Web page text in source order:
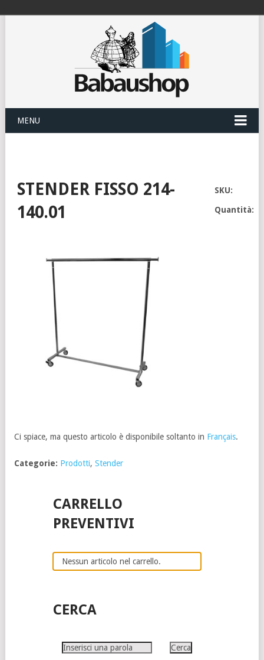
MENU
STENDER FISSO 214-
140.01
SKU:
Quantità:
Ci spiace, ma questo articolo è disponibile soltanto in Français.
Categorie: Prodotti, Stender
CARRELLO
PREVENTIVI
Nessun articolo nel carrello.
CERCA